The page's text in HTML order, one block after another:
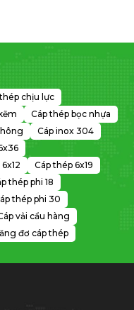
chịu lực
Cáp thép bọc nhựa
Cáp inox 304
Cáp thép 6x19
thép phi 18
thép phi 30
vải cẩu hàng
đơ cáp thép